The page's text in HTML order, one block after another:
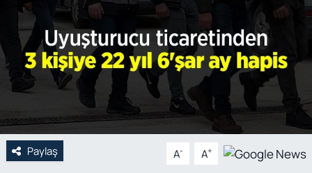
Paylaş A- A+
Gündem
Özel Haber
POLİTİKA
Siyaset
Spor